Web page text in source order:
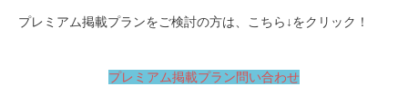
プレミアム掲載プランをご検討の方は、こちら↓をクリック！
プレミアム掲載プラン問い合わせ